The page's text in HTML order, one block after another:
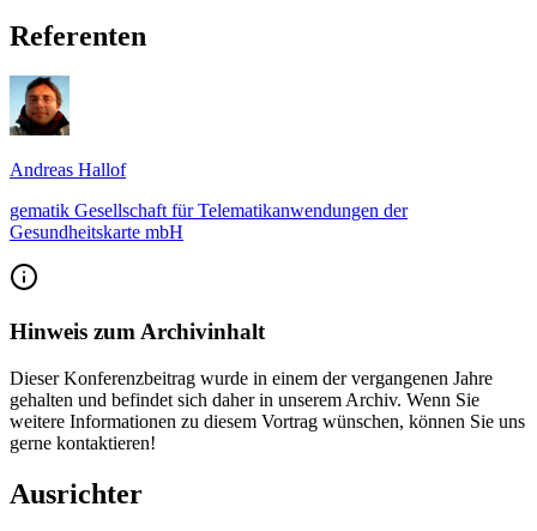
Referenten
Andreas Hallof
gematik Gesellschaft für Telematikanwendungen der
Gesundheitskarte mbH
Hinweis zum Archivinhalt
Dieser Konferenzbeitrag wurde in einem der vergangenen Jahre
gehalten und befindet sich daher in unserem Archiv. Wenn Sie
weitere Informationen zu diesem Vortrag wünschen, können Sie uns
gerne kontaktieren!
Ausrichter